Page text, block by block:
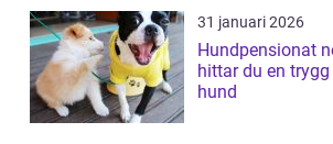
31 januari 2026
Hundpensionat
hittar du en
hund